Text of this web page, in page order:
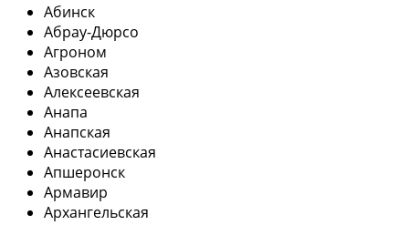
Абинск
Абрау-Дюрсо
Агроном
Азовская
Алексеевская
Анапа
Анапская
Анастасиевская
Апшеронск
Армавир
Архангельская